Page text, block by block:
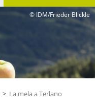
© IDM/Frieder Blickle
> La mela a Terlano